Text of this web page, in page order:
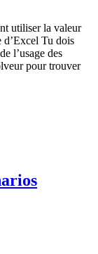
utiliser la valeur
Tu dois
l’usage des
pour trouver